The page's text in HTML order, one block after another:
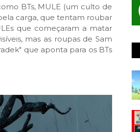
BTs, MULE (um culto de
carga, que tentam roubar
que começaram a matar
mas as roupas de Sam
que aponta para os BTs